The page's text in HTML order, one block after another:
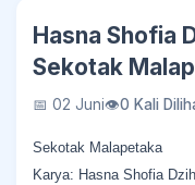
Hasna Shofia
Sekotak
📅 02 Juni👁0 Kali
Sekotak Malapetaka
Karya: Hasna Shofia